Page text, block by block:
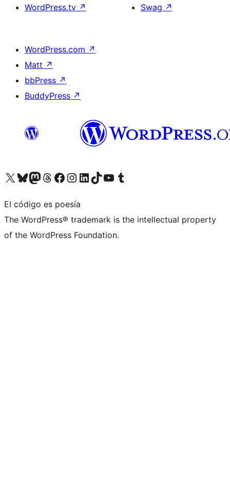
WordPress.tv ↗
Swag ↗
WordPress.com ↗
Matt ↗
bbPress ↗
BuddyPress ↗
Visita nuestra cuenta de X (anteriormente Twitter)
Visita nuestra cuenta de Bluesky
Visita nuestra cuenta de Mastodon
Visita nuestra cuenta de Threads
Visita nuestra página de Facebook
Visita nuestra cuenta de Instagram
Visita nuestra cuenta de LinkedIn
Visita nuestra cuenta de TikTok
Visita nuestro canal de YouTube
Visita nuestra cuenta de Tumblr
El código es poesía
The WordPress® trademark is the intellectual property
of the WordPress Foundation.